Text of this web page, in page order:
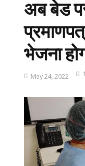
अब बेड
भेजना
May 24, 2022